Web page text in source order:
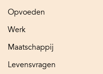
Opvoeden
Werk
Maatschappij
Levensvragen